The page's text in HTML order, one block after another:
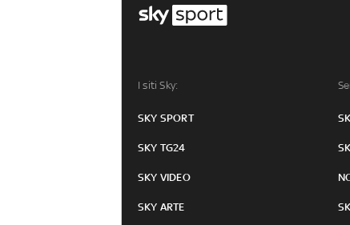
I siti Sky:
SKY SPORT
SKY TG24
SKY VIDEO
SKY ARTE